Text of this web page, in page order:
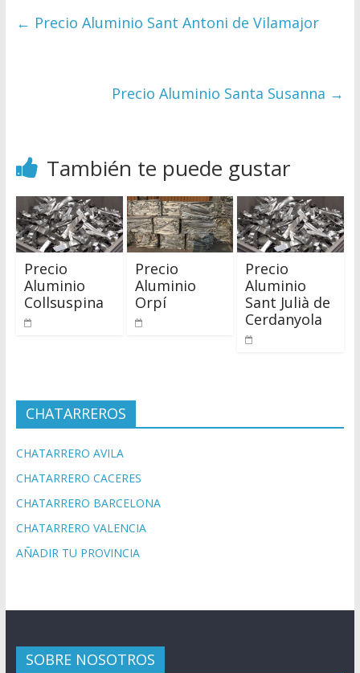
← Precio Aluminio Sant Antoni de Vilamajor
Precio Aluminio Santa Susanna →
También te puede gustar
Precio
Aluminio
Collsuspina
Precio
Aluminio
Orpí
Precio
Aluminio
Sant Julià de
Cerdanyola
CHATARREROS
CHATARRERO AVILA
CHATARRERO CACERES
CHATARRERO BARCELONA
CHATARRERO VALENCIA
AÑADIR TU PROVINCIA
SOBRE NOSOTROS